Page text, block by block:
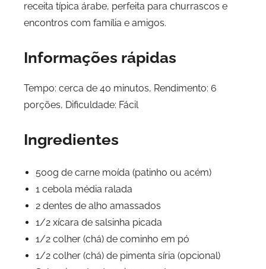
receita típica árabe, perfeita para churrascos e
encontros com família e amigos.
Informações rápidas
Tempo: cerca de 40 minutos, Rendimento: 6
porções, Dificuldade: Fácil
Ingredientes
500g de carne moída (patinho ou acém)
1 cebola média ralada
2 dentes de alho amassados
1/2 xícara de salsinha picada
1/2 colher (chá) de cominho em pó
1/2 colher (chá) de pimenta síria (opcional)